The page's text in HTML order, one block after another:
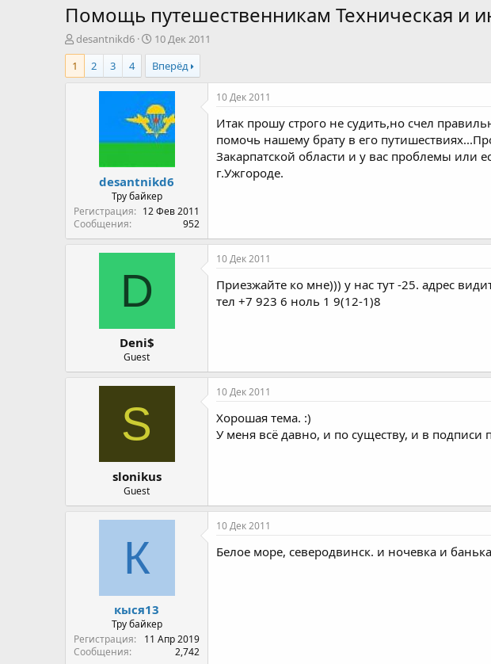
Помощь путешественникам Техническая и
А
в
т
о
desantnikd6
Д
а
т
а
н
а
ч
а
а
10 Дек 2011
1
2 3 4 Вперёд
desantnikd6
Тру байкер
Регистрация
12 Фев 2011
Сообщения
952
10 Дек 2011
Итак прошу строго не судить,но счел
помочь нашему брату в его
Закарпатской области и у вас проблемы или
г.Ужгороде.
D
Deni$
Guest
10 Дек 2011
Приезжайте ко мне))) у нас тут -25. адрес
тел +7 923 6 ноль 1 9(12-1)8
S
slonikus
Guest
10 Дек 2011
Хорошая тема. :)
У меня всё давно, и по существу, и в
К
кыся13
Тру байкер
Регистрация
11 Апр 2019
Сообщения
2,742
10 Дек 2011
Белое море, северодвинск. и ночевка и